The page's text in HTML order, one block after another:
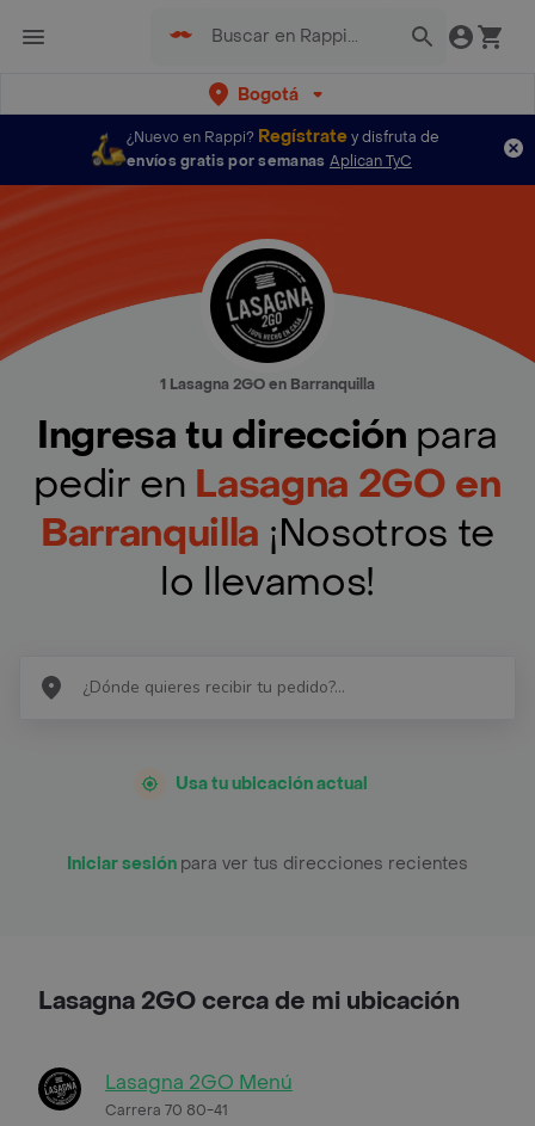
Bogotá
¿Nuevo en Rappi? Regístratey disfruta de
envíos gratis por semanas Aplican TyC
1 Lasagna 2GO en Barranquilla
Ingresa tu dirección para
pedir en Lasagna 2GO en
Barranquilla ¡Nosotros te
lo llevamos!
Usa tu ubicación actual
Iniciar sesión para ver tus direcciones recientes
Lasagna 2GO cerca de mi ubicación
Lasagna 2GO Menú
Carrera 70 80-41